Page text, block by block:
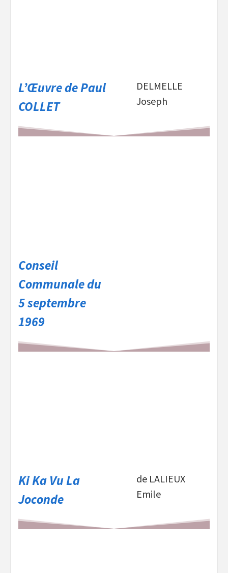
L’Œuvre de Paul
COLLET
DELMELLE
Joseph
Conseil
Communale du
5 septembre
1969
Ki Ka Vu La
Joconde
de LALIEUX
Emile